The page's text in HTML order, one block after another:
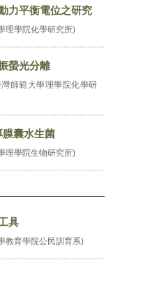
力平衡電位之研究
理學院化學研究所)
螢光分離
師範大學理學院化學研
膜囊水生菌
理學院生物研究所)
具
教育學院公民訓育系)